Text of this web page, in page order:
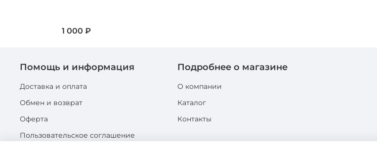
1 000 ₽
Помощь и информация
Доставка и оплата
Обмен и возврат
Оферта
Пользовательское соглашение
Подробнее о магазине
О компании
Каталог
Контакты